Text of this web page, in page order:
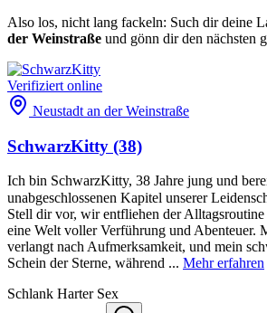
Also los, nicht lang fackeln: Such dir deine
der Weinstraße und gönn dir den nächsten
Verifiziert online
Neustadt an der Weinstraße
SchwarzKitty (38)
Ich bin SchwarzKitty, 38 Jahre jung und
unabgeschlossenen Kapitel unserer
Stell dir vor, wir entfliehen der Alltagsroutine
eine Welt voller Verführung und Abenteuer.
verlangt nach Aufmerksamkeit, und mein
Schein der Sterne, während ... Mehr erfahren
Schlank Harter Sex